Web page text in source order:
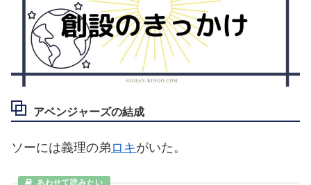
アベンジャーズの結成
ソーには義理の弟 ロキがいた。